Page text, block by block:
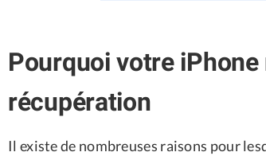
Pourquoi votre
récupération
Il existe de nombreuses raisons pour